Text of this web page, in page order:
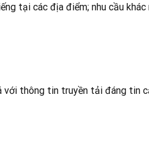
tại các địa điểm; nhu cầu
thông tin truyền tải đáng tin